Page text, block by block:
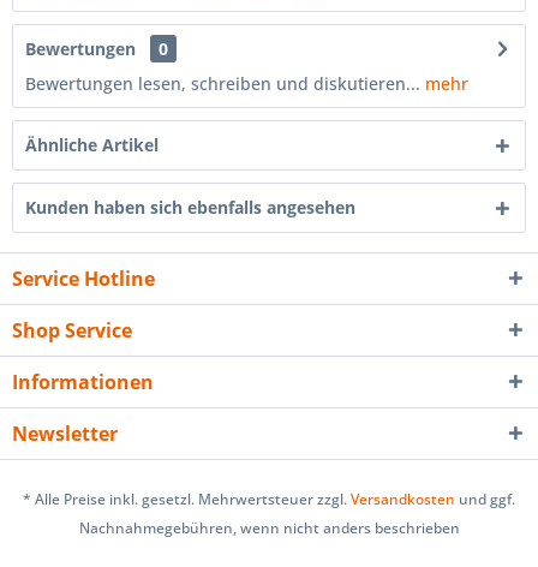
Bewertungen
0
Bewertungen lesen, schreiben und diskutieren... mehr
Ähnliche Artikel
Kunden haben sich ebenfalls angesehen
Service Hotline
Shop Service
Informationen
Newsletter
* Alle Preise inkl. gesetzl. Mehrwertsteuer zzgl.Versandkosten und ggf.
Nachnahmegebühren, wenn nicht anders beschrieben